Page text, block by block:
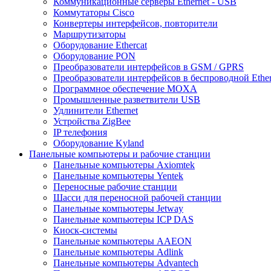
Коммутаторы Cisco
Конвертеры интерфейсов, повторители
Маршрутизаторы
Оборудование Ethercat
Оборудование PON
Преобразователи интерфейсов в GSM / GPRS
Преобразователи интерфейсов в беспроводной
Программное обеспечение MOXA
Промышленные разветвители USB
Удлинители Ethernet
Устройства ZigBee
IP телефония
Оборудование Kyland
Панельные компьютеры и рабочие станции
Панельные компьютеры Axiomtek
Панельные компьютеры Yentek
Переносные рабочие станции
Шасси для переносной рабочей станции
Панельные компьютеры Jetway
Панельные компьютеры ICP DAS
Киоск-системы
Панельные компьютеры AAEON
Панельные компьютеры Adlink
Панельные компьютеры Advantech